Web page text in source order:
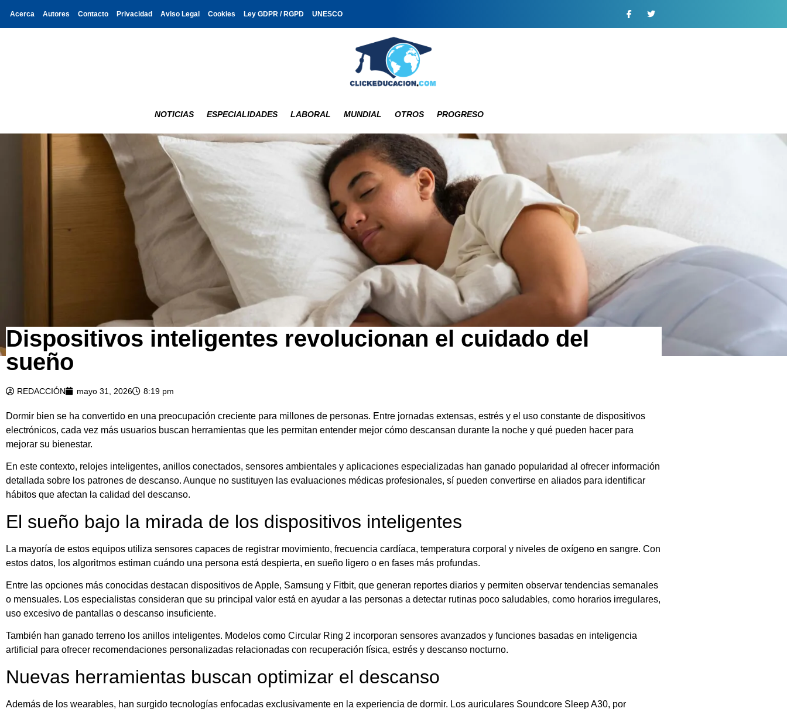
Acerca Autores Contacto Privacidad Aviso Legal Cookies Ley GDPR / RGPD UNESCO
NOTICIAS ESPECIALIDADES LABORAL MUNDIAL OTROS PROGRESO
Dispositivos inteligentes revolucionan el cuidado del
sueño
REDACCIÓN mayo 31, 2026 8:19 pm
Dormir bien se ha convertido en una preocupación creciente para millones de personas. Entre jornadas extensas, estrés y el uso constante de dispositivos
electrónicos, cada vez más usuarios buscan herramientas que les permitan entender mejor cómo descansan durante la noche y qué pueden hacer para
mejorar su bienestar.
En este contexto, relojes inteligentes, anillos conectados, sensores ambientales y aplicaciones especializadas han ganado popularidad al ofrecer información
detallada sobre los patrones de descanso. Aunque no sustituyen las evaluaciones médicas profesionales, sí pueden convertirse en aliados para identificar
hábitos que afectan la calidad del descanso.
El sueño bajo la mirada de los dispositivos inteligentes
La mayoría de estos equipos utiliza sensores capaces de registrar movimiento, frecuencia cardíaca, temperatura corporal y niveles de oxígeno en sangre. Con
estos datos, los algoritmos estiman cuándo una persona está despierta, en sueño ligero o en fases más profundas.
Entre las opciones más conocidas destacan dispositivos de Apple, Samsung y Fitbit, que generan reportes diarios y permiten observar tendencias semanales
o mensuales. Los especialistas consideran que su principal valor está en ayudar a las personas a detectar rutinas poco saludables, como horarios irregulares,
uso excesivo de pantallas o descanso insuficiente.
También han ganado terreno los anillos inteligentes. Modelos como Circular Ring 2 incorporan sensores avanzados y funciones basadas en inteligencia
artificial para ofrecer recomendaciones personalizadas relacionadas con recuperación física, estrés y descanso nocturno.
Nuevas herramientas buscan optimizar el descanso
Además de los wearables, han surgido tecnologías enfocadas exclusivamente en la experiencia de dormir. Los auriculares Soundcore Sleep A30, por